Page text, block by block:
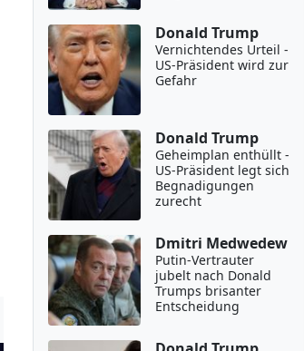
Donald Trump
Vernichtendes Urteil -
US-Präsident wird zur
Gefahr
Donald Trump
Geheimplan enthüllt -
US-Präsident legt sich
Begnadigungen
zurecht
Dmitri Medwedew
Putin-Vertrauter
jubelt nach Donald
Trumps brisanter
Entscheidung